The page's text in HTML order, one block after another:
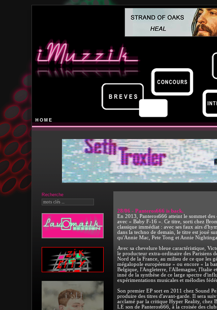
HOME
Recherche
28/06 - Panteros666 is back.
En 2013, Panteros666 atteint le sommet
avec « Baby F-16 ». Ce titre, sorti chez
classique immédiat : avec ses faux airs
dans la techno de demain, le titre est joué
qu'Annie Mac, Pete Tong et Annie
Avec sa chevelure bleue caractéristique,
le producteur extra-ordinaire des Parisiens
Nord de la France, au milieu de ce que les
mégalopole européenne » ou encore « la
Belgique, l'Angleterre, l'Allemagne, l'Italie
inné de la synthèse de ce large spectre
expérimentations musicales et mélodies
Son premier EP sort en 2011 chez Sound
produire des titres d'avant-garde. Il sera
acclamé par la critique Hyper Reality, chez
LE son de Panteros666, à la croisée des